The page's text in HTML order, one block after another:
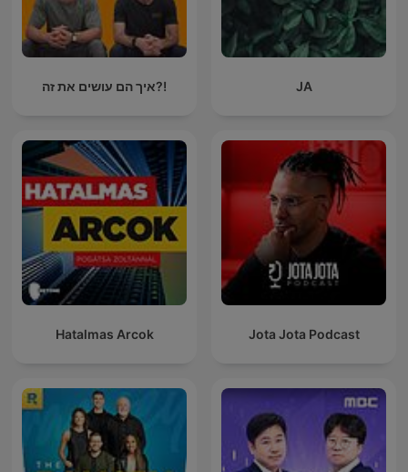
איך הם עושים את זה?! JA
Hatalmas Arcok Jota Jota Podcast